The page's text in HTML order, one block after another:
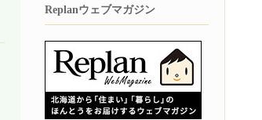
Replanウェブマガジン